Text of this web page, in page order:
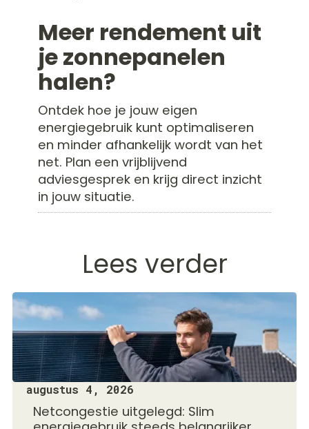
Meer rendement uit
je zonnepanelen
halen?
Ontdek hoe je jouw eigen
energiegebruik kunt optimaliseren
en minder afhankelijk wordt van het
net. Plan een vrijblijvend
adviesgesprek en krijg direct inzicht
in jouw situatie.
Lees verder
augustus 4, 2026
Netcongestie uitgelegd: Slim